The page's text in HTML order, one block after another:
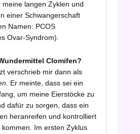
meine langen Zyklen und
einer Schwangerschaft
Namen: PCOS
Ovar-Syndrom).
Clomifen?
verschrieb mir dann als
. Er meinte, dass sei ein
um meine Eierstöcke zu
dafür zu sorgen, dass ein
heranreifen und kontrolliert
Im ersten Zyklus